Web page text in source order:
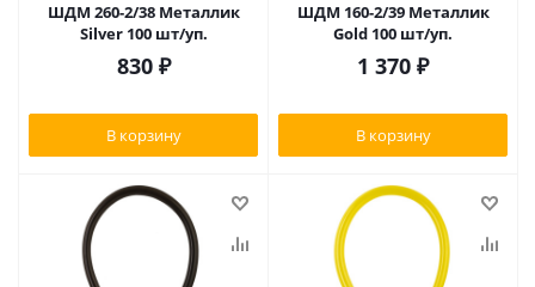
ШДМ 260-2/38 Металлик
Silver 100 шт/уп.
830₽
В корзину
ШДМ 160-2/39 Металлик
Gold 100 шт/уп.
1 370 ₽
В корзину